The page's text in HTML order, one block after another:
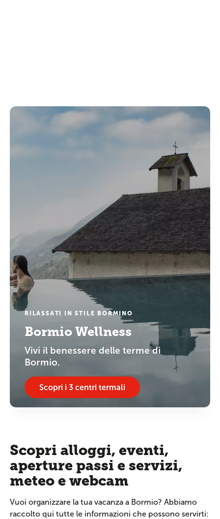
RILASSATI IN STILE BORMINO
Bormio Wellness
Vivi il benessere delle terme di
Bormio.
Scopri i 3 centri termali
Scopri alloggi, eventi,
aperture passi e servizi,
meteo e webcam
Vuoi organizzare la tua vacanza a Bormio? Abbiamo
raccolto qui tutte le informazioni che possono servirti: